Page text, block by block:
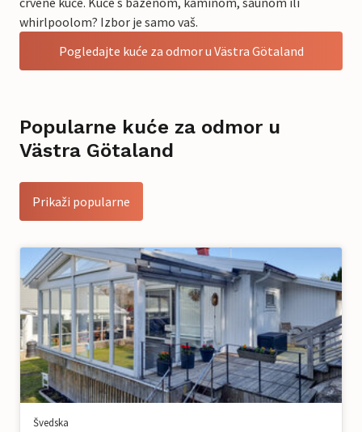
whirlpoolom? Izbor je samo vaš.
Pogledajte kuće za odmor u Västra Götaland
Popularne kuće za odmor u
Västra Götaland
Prikaži popularne
Švedska